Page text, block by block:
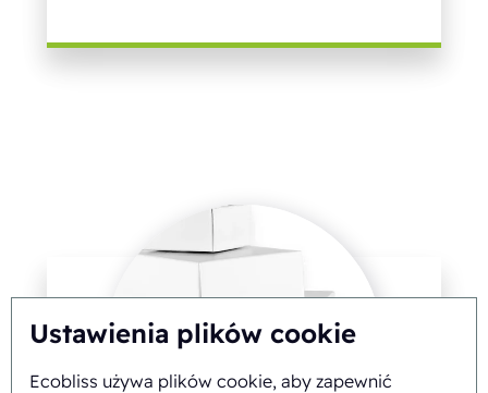
Ustawienia plików cookie
Ecobliss używa plików cookie, aby zapewnić